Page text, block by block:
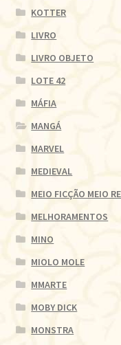
KOTTER
LIVRO
LIVRO OBJETO
LOTE 42
MÁFIA
MANGÁ
MARVEL
MEDIEVAL
MEIO FICÇÃO MEIO
MELHORAMENTOS
MINO
MIOLO MOLE
MMARTE
MOBY DICK
MONSTRA